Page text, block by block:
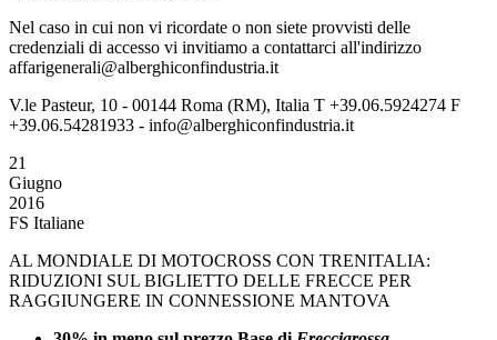
Nel caso in cui non vi ricordate o non siete provvisti delle
credenziali di accesso vi invitiamo a contattarci all'indirizzo
affarigenerali@alberghiconfindustria.it
V.le Pasteur, 10 - 00144 Roma (RM), Italia T +39.06.5924274 F
+39.06.54281933 - info@alberghiconfindustria.it
21
Giugno
2016
FS Italiane
AL MONDIALE DI MOTOCROSS CON TRENITALIA:
RIDUZIONI SUL BIGLIETTO DELLE FRECCE PER
RAGGIUNGERE IN CONNESSIONE MANTOVA